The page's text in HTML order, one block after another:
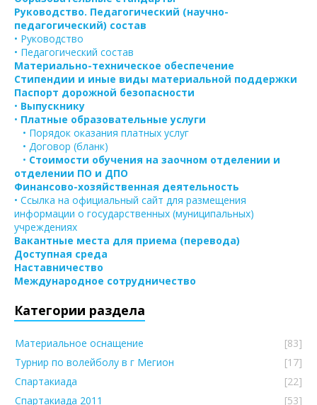
Руководство. Педагогический (научно-
педагогический) состав
• Руководство
• Педагогический состав
Материально-техническое обеспечение
Стипендии и иные виды материальной поддержки
Паспорт дорожной безопасности
• Выпускнику
• Платные образовательные услуги
• Порядок оказания платных услуг
• Договор (бланк)
• Стоимости обучения на заочном отделении и
отделении ПО и ДПО
Финансово-хозяйственная деятельность
• Ссылка на официальный сайт для размещения
информации о государственных (муниципальных)
учреждениях
Вакантные места для приема (перевода)
Доступная среда
Наставничество
Международное сотрудничество
Категории раздела
Материальное оснащение
[83]
Турнир по волейболу в г Мегион
[17]
Спартакиада
[22]
Спартакиада 2011
[53]